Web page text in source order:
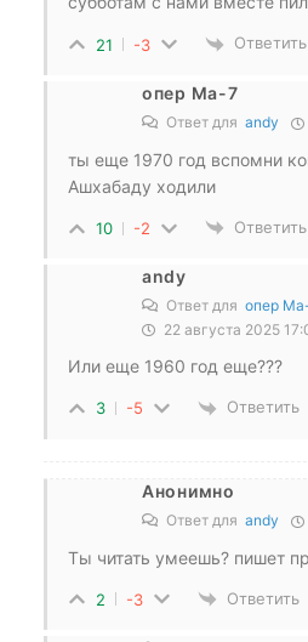
21 -3 Ответить
опер Ма-7
Ответ для andy
ты еще 1970 год вспомни
Ашхабаду ходили
10 -2 Ответить
andy
Ответ для опер
22 августа 2025
Или еще 1960 год еще???
3 -5 Ответить
Анонимно
Ответ для andy
Ты читать умеешь? пишет
2 -3 Ответить